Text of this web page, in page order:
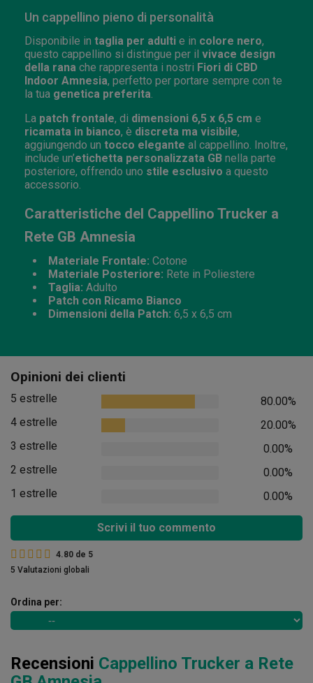
Un cappellino pieno di personalità
Disponibile in taglia per adulti e in colore nero,
questo cappellino si distingue per il vivace design
della rana che rappresenta i nostri Fiori di CBD
Indoor Amnesia, perfetto per portare sempre con te
la tua genetica preferita
La patch frontale, di dimensioni 6,5 x 6,5 cm e
ricamata in bianco, è discreta ma visibile,
aggiungendo un tocco elegante al cappellino. Inoltre,
include un’etichetta personalizzata GB nella parte
posteriore, offrendo uno stile esclusivo a questo
accessorio.
Caratteristiche del Cappellino Trucker a
Rete GB Amnesia
Materiale Frontale: Cotone
Materiale Posteriore: Rete in Poliestere
Taglia: Adulto
Patch con Ricamo Bianco
Dimensioni della Patch: 6,5 x 6,5 cm
Opinioni dei clienti
5 estrelle
80.00%
4 estrelle
20.00%
3 estrelle
0.00%
2 estrelle
0.00%
1 estrelle
0.00%
Scrivi il tuo commento
4.80 de 5
5 Valutazioni globali
Ordina per:
Recensioni Cappellino Trucker a Rete